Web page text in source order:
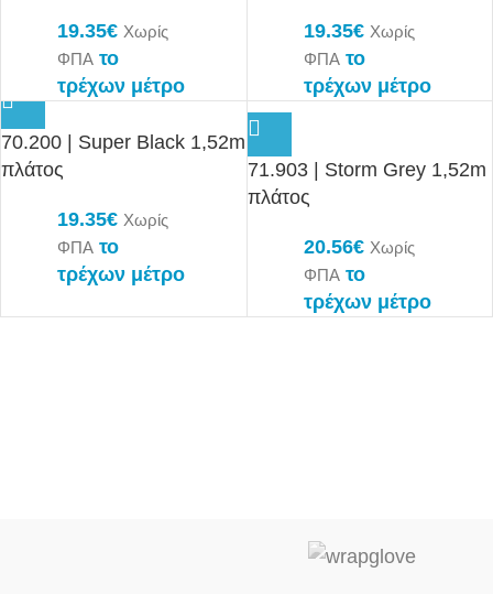
19.35€ Χωρίς
ΦΠΑ το
τρέχων μέτρο
19.35€ Χωρίς
ΦΠΑ το
τρέχων μέτρο
70.200 | Super Black 1,52m
πλάτος
19.35€ Χωρίς
ΦΠΑ το
τρέχων μέτρο
71.903 | Storm Grey 1,52m
πλάτος
20.56€ Χωρίς
ΦΠΑ το
τρέχων μέτρο